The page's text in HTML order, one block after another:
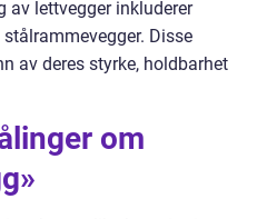
lettvegger inkluderer
Disse
av deres styrke, holdbarhet
om